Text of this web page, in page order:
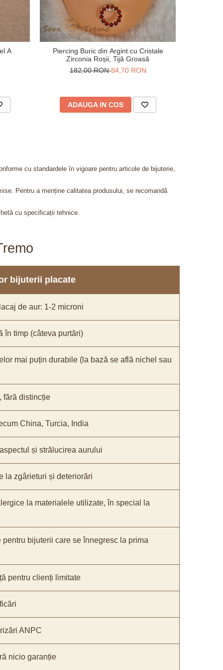
A
Piercing Buric din Argint cu Cristale
Zirconia Roșii, Tijă Groasă
182,00 RON84,70 RON
ADAUGA IN COS
cu standardele în vigoare pentru articole de bijuterie,
Pentru a menține calitatea produsului, se recomandă
cu specificații tehnice.
bijuterii placate
de aur: 1-2 microni
în timp (câteva purtări)
mai puțin durabile (la bază se află nichel sau
fără distincție
China, Turcia, India
și strălucirea aurului
la zgârieturi și deteriorări
la materialele utilizate, în special la
pentru bijuterii care se înnegresc la prima
pentru clienți limitate
ANPC
nicio garanție